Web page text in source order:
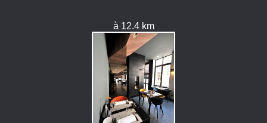
à 12.4 km